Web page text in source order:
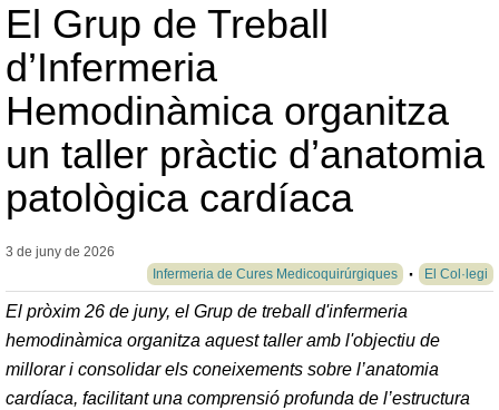
El Grup de Treball
d’Infermeria
Hemodinàmica organitza
un taller pràctic d’anatomia
patològica cardíaca
3 de juny de 2026
Infermeria de Cures Medicoquirúrgiques
El Col·legi
El pròxim 26 de juny, el Grup de treball d'infermeria
hemodinàmica organitza aquest taller amb l'objectiu de
millorar i consolidar els coneixements sobre l’anatomia
cardíaca, facilitant una comprensió profunda de l’estructura